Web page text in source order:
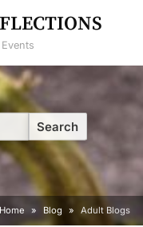
Home Blog Adult Blogs